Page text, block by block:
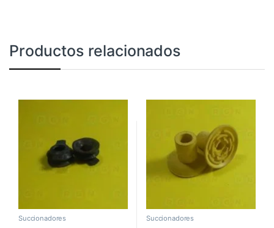
Productos relacionados
Succionadores Succionadores